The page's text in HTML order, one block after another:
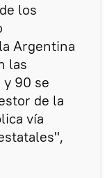
los
Argentina
las
y 90 se
de la
vía